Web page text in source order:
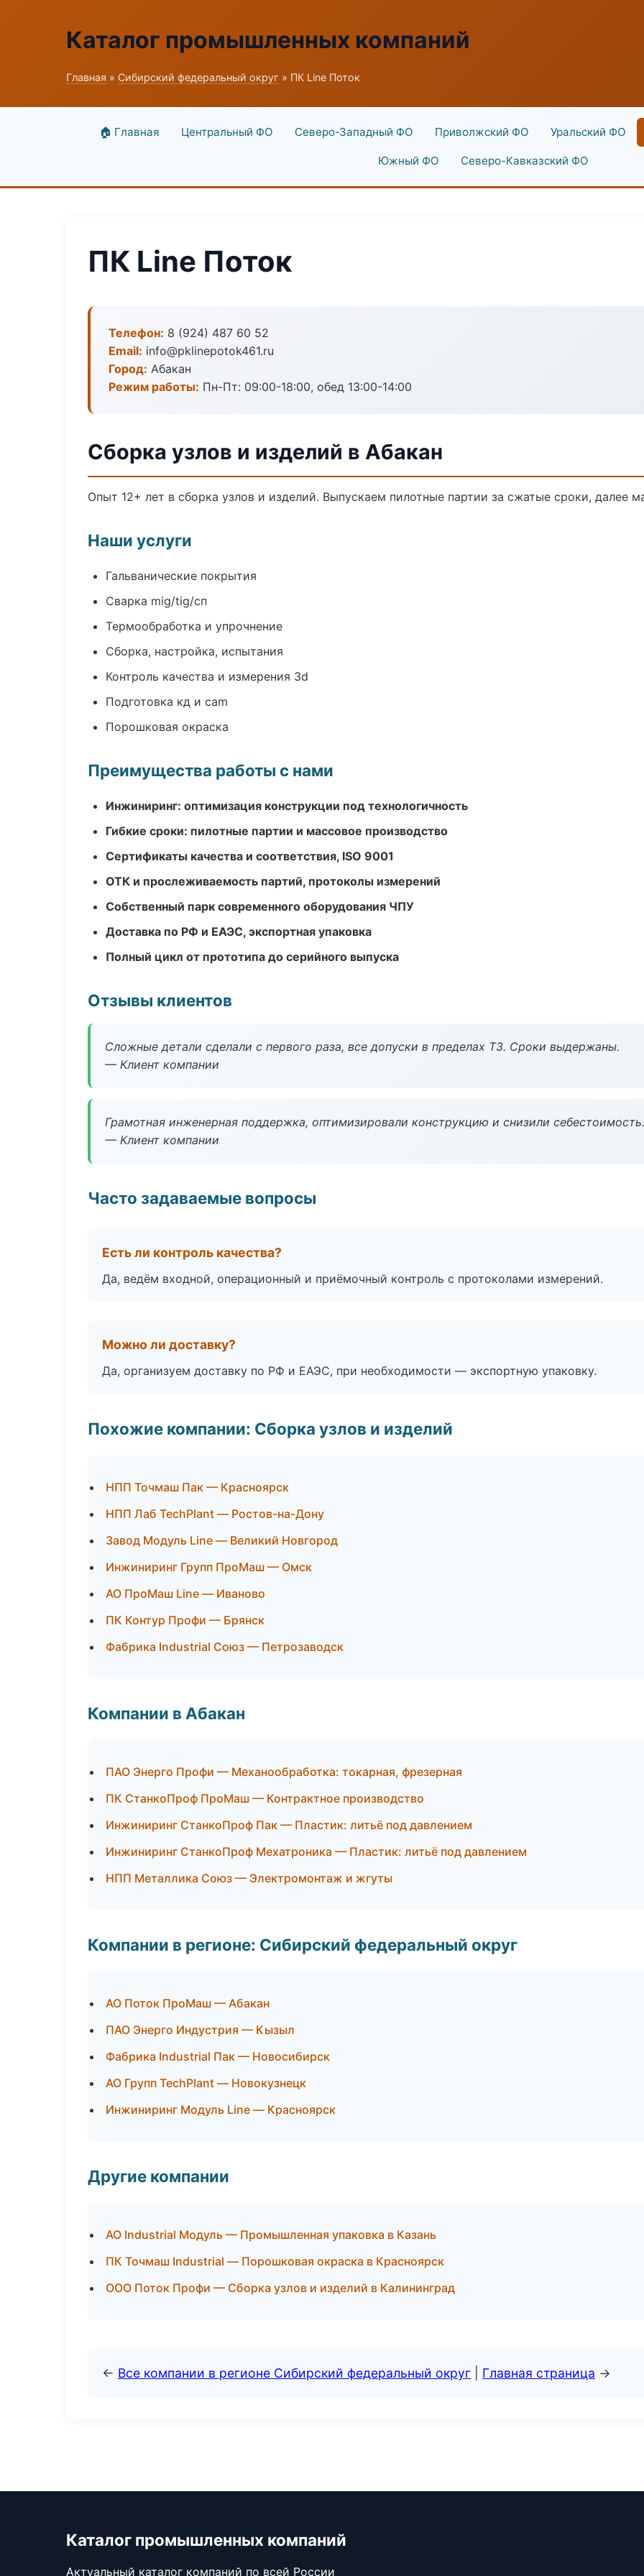
Каталог промышленных компаний
Главная » Сибирский федеральный округ » ПК Line Поток
🏠 Главная Центральный ФО Северо-Западный ФО Приволжский ФО Уральский ФО
Южный ФО Северо-Кавказский ФО
ПК Line Поток
Телефон: 8 (924) 487 60 52
Email: info@pklinepotok461.ru
Город: Абакан
Режим работы: Пн-Пт: 09:00-18:00, обед 13:00-14:00
Сборка узлов и изделий в Абакан
Опыт 12+ лет в сборка узлов и изделий. Выпускаем пилотные партии за сжатые сроки, далее
Наши услуги
Гальванические покрытия
Сварка mig/tig/сп
Термообработка и упрочнение
Сборка, настройка, испытания
Контроль качества и измерения 3d
Подготовка кд и cam
Порошковая окраска
Преимущества работы с нами
Инжиниринг: оптимизация конструкции под технологичность
Гибкие сроки: пилотные партии и массовое производство
Сертификаты качества и соответствия, ISO 9001
ОТК и прослеживаемость партий, протоколы измерений
Собственный парк современного оборудования ЧПУ
Доставка по РФ и ЕАЭС, экспортная упаковка
Полный цикл от прототипа до серийного выпуска
Отзывы клиентов
Сложные детали сделали с первого раза, все допуски в пределах ТЗ. Сроки выдержаны.
— Клиент компании
Грамотная инженерная поддержка, оптимизировали конструкцию и снизили себестоимость.
— Клиент компании
Часто задаваемые вопросы
Есть ли контроль качества?
Да, ведём входной, операционный и приёмочный контроль с протоколами измерений.
Можно ли доставку?
Да, организуем доставку по РФ и ЕАЭС, при необходимости — экспортную упаковку.
Похожие компании: Сборка узлов и изделий
НПП Точмаш Пак — Красноярск
НПП Лаб TechPlant — Ростов-на-Дону
Завод Модуль Line — Великий Новгород
Инжиниринг Групп ПроМаш — Омск
АО ПроМаш Line — Иваново
ПК Контур Профи — Брянск
Фабрика Industrial Союз — Петрозаводск
Компании в Абакан
ПАО Энерго Профи — Механообработка: токарная, фрезерная
ПК СтанкоПроф ПроМаш — Контрактное производство
Инжиниринг СтанкоПроф Пак — Пластик: литьё под давлением
Инжиниринг СтанкоПроф Мехатроника — Пластик: литьё под давлением
НПП Металлика Союз — Электромонтаж и жгуты
Компании в регионе: Сибирский федеральный округ
АО Поток ПроМаш — Абакан
ПАО Энерго Индустрия — Кызыл
Фабрика Industrial Пак — Новосибирск
АО Групп TechPlant — Новокузнецк
Инжиниринг Модуль Line — Красноярск
Другие компании
АО Industrial Модуль — Промышленная упаковка в Казань
ПК Точмаш Industrial — Порошковая окраска в Красноярск
ООО Поток Профи — Сборка узлов и изделий в Калининград
← Все компании в регионе Сибирский федеральный округ Главная страница →
Каталог промышленных компаний
Актуальный каталог компаний по всей России